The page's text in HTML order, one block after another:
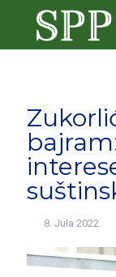
8. Jula 2022.